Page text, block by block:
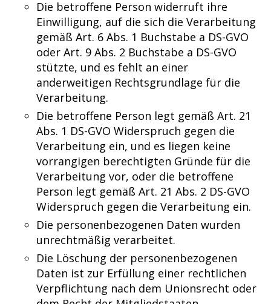
Die betroffene Person widerruft ihre
Einwilligung, auf die sich die Verarbeitung
gemäß Art. 6 Abs. 1 Buchstabe a DS-GVO
oder Art. 9 Abs. 2 Buchstabe a DS-GVO
stützte, und es fehlt an einer
anderweitigen Rechtsgrundlage für die
Verarbeitung.
Die betroffene Person legt gemäß Art. 21
Abs. 1 DS-GVO Widerspruch gegen die
Verarbeitung ein, und es liegen keine
vorrangigen berechtigten Gründe für die
Verarbeitung vor, oder die betroffene
Person legt gemäß Art. 21 Abs. 2 DS-GVO
Widerspruch gegen die Verarbeitung ein.
Die personenbezogenen Daten wurden
unrechtmäßig verarbeitet.
Die Löschung der personenbezogenen
Daten ist zur Erfüllung einer rechtlichen
Verpflichtung nach dem Unionsrecht oder